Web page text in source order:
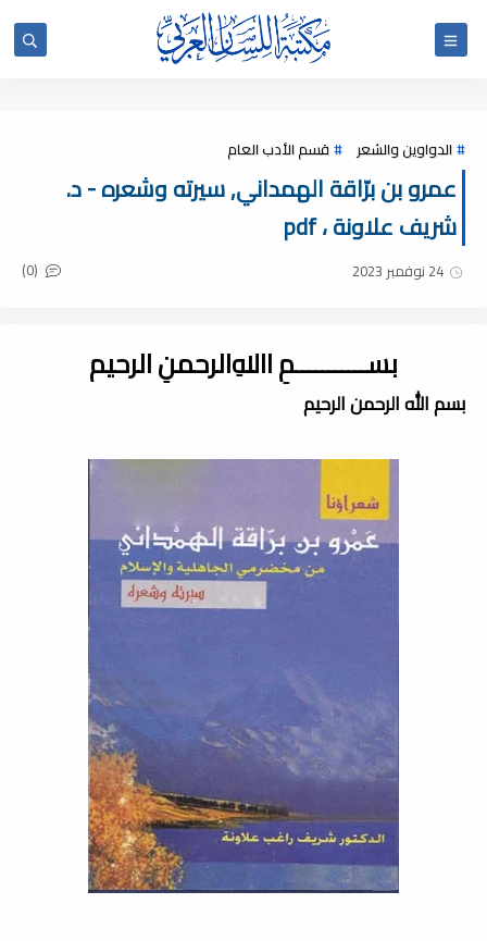
الدواوين والشعر قسم الأدب العام
عمرو بن برّاقة الهمداني, سيرته وشعره - د.
شريف علاونة ، pdf
24 نوفمبر 2023 (0)
بســـــــــــمِ اﷲِالرحمنِ الرحيم
بسم الله الرحمن الرحيم